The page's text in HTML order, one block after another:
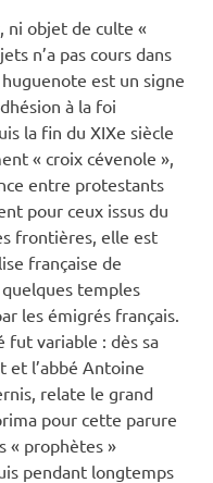
sur
Rhône
et
Tain
ni objet de culte «
n’a pas cours dans
est un signe
à la foi
la fin du XIXe siècle
« croix cévenole »,
entre protestants
pour ceux issus du
frontières, elle est
française de
temples
les émigrés français.
fut variable : dès sa
et l’abbé Antoine
relate le grand
pour cette parure
« prophètes »
pendant longtemps